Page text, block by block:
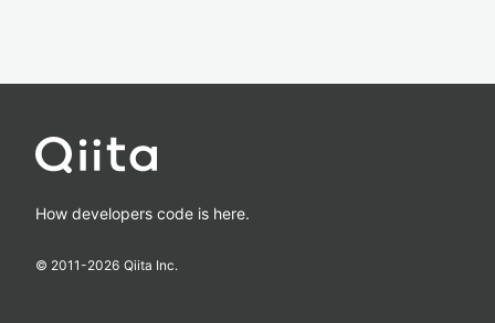
How developers code is here.
© 2011-2026 Qiita Inc.